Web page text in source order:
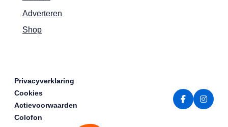
Adverteren
Shop
Privacyverklaring
Cookies
Actievoorwaarden
Colofon